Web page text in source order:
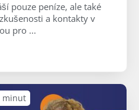
pouze peníze, ale také
a kontakty v
pro ...
minut